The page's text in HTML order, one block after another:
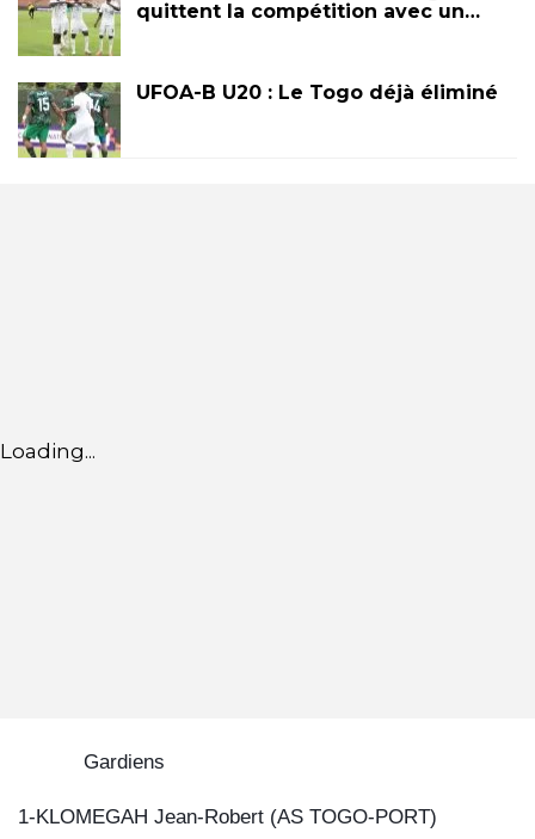
quittent la compétition avec un…
UFOA-B U20 : Le Togo déjà éliminé
Loading...
Gardiens
1-KLOMEGAH Jean-Robert (AS TOGO-PORT)